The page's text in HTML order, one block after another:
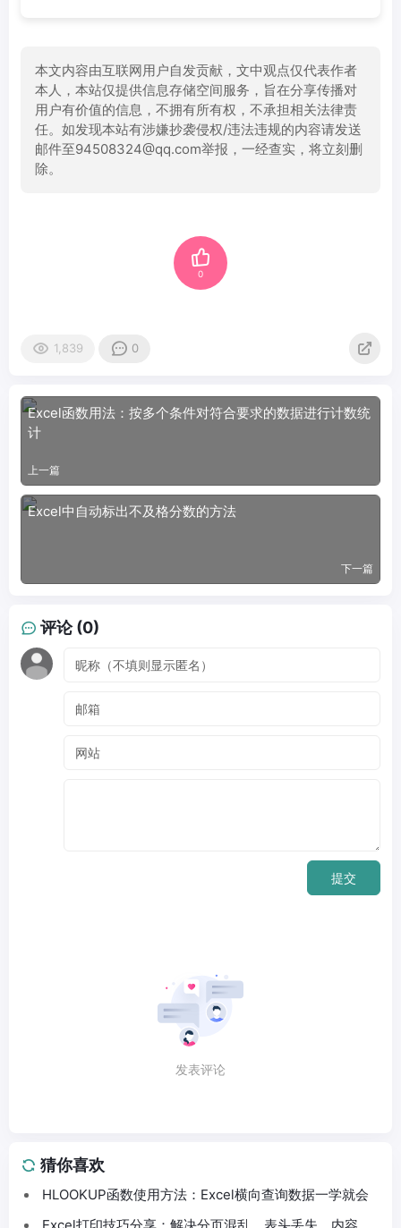
本文内容由互联网用户自发贡献，文中观点仅代表作者
本人，本站仅提供信息存储空间服务，旨在分享传播对
用户有价值的信息，不拥有所有权，不承担相关法律责
任。如发现本站有涉嫌抄袭侵权/违法违规的内容请发送
邮件至94508324@qq.com举报，一经查实，将立刻删
除。
0
1,839 0
Excel函数用法：按多个条件对符合要求的数据进行计数统
计
上一篇
Excel中自动标出不及格分数的方法
下一篇
评论 (0)
提交
发表评论
猜你喜欢
HLOOKUP函数使用方法：Excel横向查询数据一学就会